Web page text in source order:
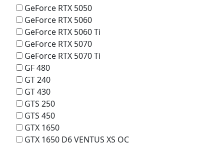
GeForce RTX 5050
GeForce RTX 5060
GeForce RTX 5060 Ti
GeForce RTX 5070
GeForce RTX 5070 Ti
GF 480
GT 240
GT 430
GTS 250
GTS 450
GTX 1650
GTX 1650 D6 VENTUS XS OC